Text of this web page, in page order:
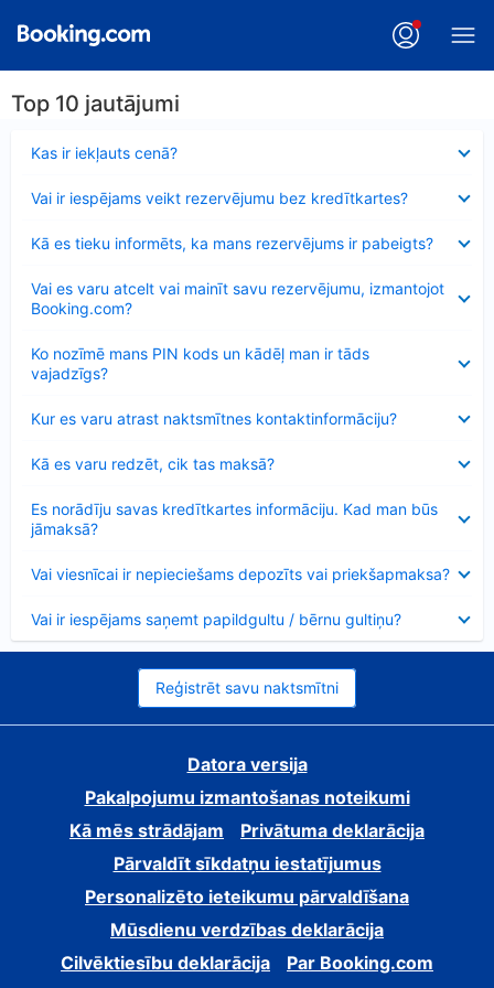
Top 10 jautājumi
Kas ir iekļauts cenā?
Vai ir iespējams veikt rezervējumu bez kredītkartes?
Kā es tieku informēts, ka mans rezervējums ir pabeigts?
Vai es varu atcelt vai mainīt savu rezervējumu, izmantojot
Booking.com?
Ko nozīmē mans PIN kods un kādēļ man ir tāds
vajadzīgs?
Kur es varu atrast naktsmītnes kontaktinformāciju?
Kā es varu redzēt, cik tas maksā?
Es norādīju savas kredītkartes informāciju. Kad man būs
jāmaksā?
Vai viesnīcai ir nepieciešams depozīts vai priekšapmaksa?
Vai ir iespējams saņemt papildgultu / bērnu gultiņu?
Reģistrēt savu naktsmītni
Datora versija
Pakalpojumu izmantošanas noteikumi
Kā mēs strādājam
Privātuma deklarācija
Pārvaldīt sīkdatņu iestatījumus
Personalizēto ieteikumu pārvaldīšana
Mūsdienu verdzības deklarācija
Cilvēktiesību deklarācija
Par Booking.com